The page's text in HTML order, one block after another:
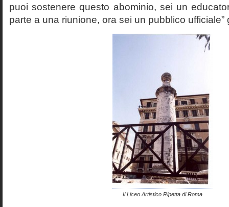
puoi sostenere questo abominio, sei un
parte a una riunione, ora sei un pubblico ufficiale”
Il Liceo Artistico Ripetta di Roma